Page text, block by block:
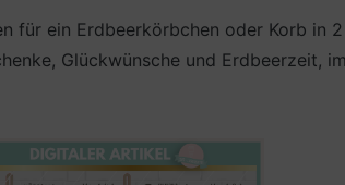
ein Erdbeerkörbchen oder Korb in
Glückwünsche und Erdbeerzeit,